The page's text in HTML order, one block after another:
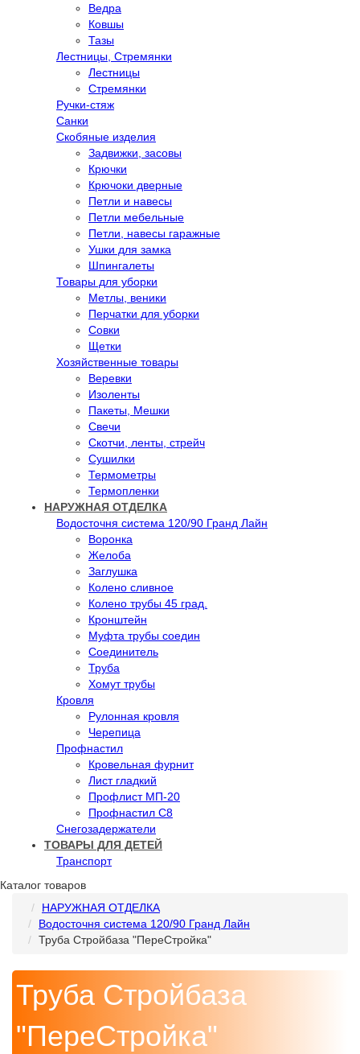
Ведра
Ковшы
Тазы
Лестницы, Стремянки
Лестницы
Стремянки
Ручки-стяж
Санки
Скобяные изделия
Задвижки, засовы
Крючки
Крючоки дверные
Петли и навесы
Петли мебельные
Петли, навесы гаражные
Ушки для замка
Шпингалеты
Товары для уборки
Метлы, веники
Перчатки для уборки
Совки
Щетки
Хозяйственные товары
Веревки
Изоленты
Пакеты, Мешки
Свечи
Скотчи, ленты, стрейч
Сушилки
Термометры
Термопленки
НАРУЖНАЯ ОТДЕЛКА
Водосточня система 120/90 Гранд Лайн
Воронка
Желоба
Заглушка
Колено сливное
Колено трубы 45 град.
Кронштейн
Муфта трубы соедин
Соединитель
Труба
Хомут трубы
Кровля
Рулонная кровля
Черепица
Профнастил
Кровельная фурнит
Лист гладкий
Профлист МП-20
Профнастил С8
Снегозадержатели
ТОВАРЫ ДЛЯ ДЕТЕЙ
Транспорт
Каталог товаров
НАРУЖНАЯ ОТДЕЛКА
Водосточня система 120/90 Гранд Лайн
Труба Стройбаза "ПереСтройка"
Труба Стройбаза
"ПереСтройка"